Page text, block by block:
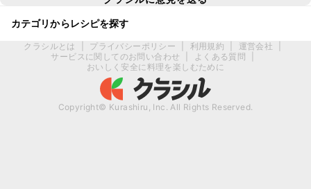
カテゴリからレシピを探す
クラシルとは プライバシーポリシー 利用規約 運営会社
サービスに関してのお問い合わせ
よくある質問
おいしく安全に料理を楽しむために
Copyright© Kurashiru, Inc. All Rights Reserved.